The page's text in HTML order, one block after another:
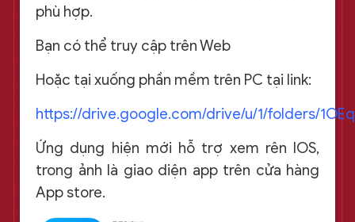
phù hợp.
Bạn có thể truy cập trên Web
Hoặc tại xuống phần mềm trên PC tại link:
https://drive.google.com/drive/u/1/folders/
Ứng dụng hiện mới hỗ trợ xem rên IOS,
trong ảnh là giao diện app trên cửa hàng
App store.